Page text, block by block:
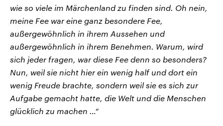
wie so viele im Märchenland zu finden sind. Oh nein,
meine Fee war eine ganz besondere Fee,
außergewöhnlich in ihrem Aussehen und
außergewöhnlich in ihrem Benehmen. Warum, wird
sich jeder fragen, war diese Fee denn so besonders?
Nun, weil sie nicht hier ein wenig half und dort ein
wenig Freude brachte, sondern weil sie es sich zur
Aufgabe gemacht hatte, die Welt und die Menschen
glücklich zu machen …“